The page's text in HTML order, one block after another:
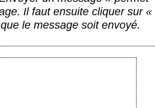
Il faut ensuite cliquer sur «
le message soit envoyé.